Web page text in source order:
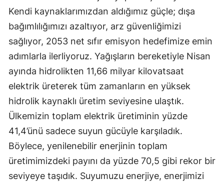
Kendi kaynaklarımızdan aldığımız güçle; dışa
bağımlılığımızı azaltıyor, arz güvenliğimizi
sağlıyor, 2053 net sıfır emisyon hedefimize emin
adımlarla ilerliyoruz. Yağışların bereketiyle Nisan
ayında hidrolikten 11,66 milyar kilovatsaat
elektrik üreterek tüm zamanların en yüksek
hidrolik kaynaklı üretim seviyesine ulaştık.
Ülkemizin toplam elektrik üretiminin yüzde
41,4’ünü sadece suyun gücüyle karşıladık.
Böylece, yenilenebilir enerjinin toplam
üretimimizdeki payını da yüzde 70,5 gibi rekor bir
seviyeye taşıdık. Suyumuzu enerjiye, enerjimizi